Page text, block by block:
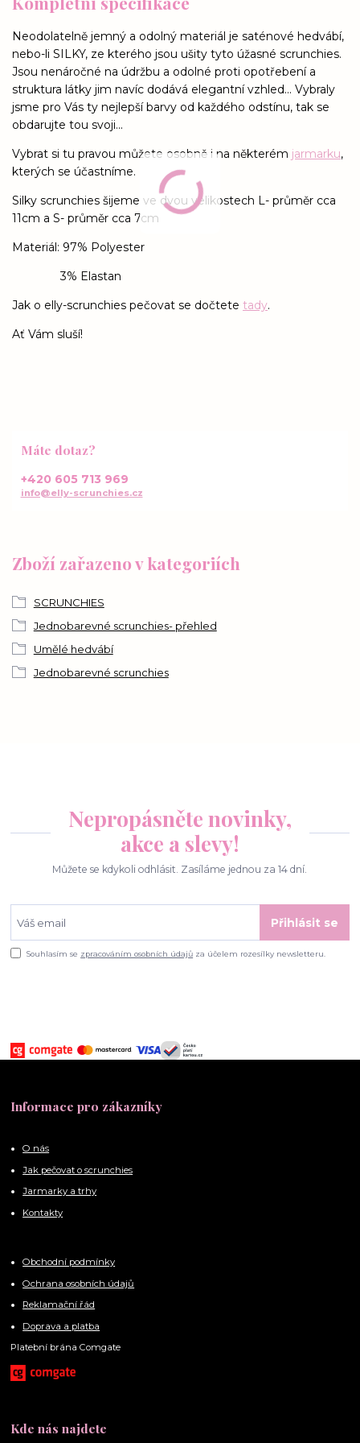
Neodolatelně jemný a odolný materiál je saténové hedvábí,
nebo-li SILKY, ze kterého jsou ušity tyto úžasné scrunchies.
Jsou nenáročné na údržbu a odolné proti opotřebení a
struktura látky jim navíc dodává elegantní vzhled... Vybraly
jsme pro Vás ty nejlepší barvy od každého odstínu, tak se
obdarujte tou svoji...
Vybrat si tu pravou můžete osobně i na některém jarmarku,
kterých se účastníme.
Silky scrunchies šijeme ve dvou velikostech L- průměr cca
11cm a S- průměr cca 7cm
Materiál: 97% Polyester
3% Elastan
Jak o elly-scrunchies pečovat se dočtete tady.
Ať Vám sluší!
Zboží zařazeno v kategoriích
SCRUNCHIES
Jednobarevné scrunchies- přehled
Umělé hedvábí
Jednobarevné scrunchies
Máte dotaz?
+420 605 713 969
info@elly-scrunchies.cz
Nepropásněte novinky,
akce a slevy!
Můžete se kdykoli odhlásit. Zasíláme jednou za 14 dní.
Přihlásit se
Souhlasím se zpracováním osobních údajů za účelem rozesílky newsletteru.
Informace pro zákazníky
O nás
Jak pečovat o scrunchies
Jarmarky a trhy
Kontakty
Obchodní podmínky
Ochrana osobních údajů
Reklamační řád
Doprava a platba
Platební brána Comgate
Kde nás najdete